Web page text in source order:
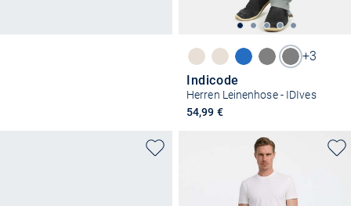
+3
Indicode
Herren Leinenhose - IDIves
54,99 €